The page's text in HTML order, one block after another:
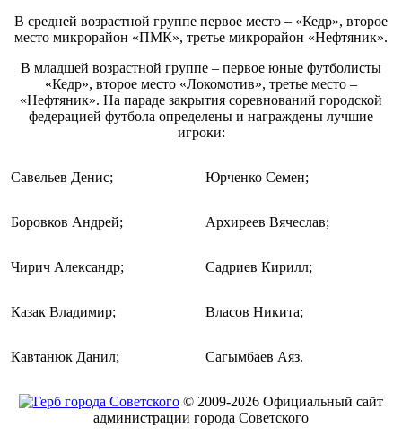
В средней возрастной группе первое место – «Кедр», второе
место микрорайон «ПМК», третье микрорайон «Нефтяник».
В младшей возрастной группе – первое юные футболисты
«Кедр», второе место «Локомотив», третье место –
«Нефтяник». На параде закрытия соревнований городской
федерацией футбола определены и награждены лучшие
игроки:
Савельев Денис; Юрченко Семен;
Боровков Андрей; Архиреев Вячеслав;
Чирич Александр; Садриев Кирилл;
Казак Владимир; Власов Никита;
Кавтанюк Данил; Сагымбаев Аяз.
© 2009-2026 Официальный сайт
администрации города Советского